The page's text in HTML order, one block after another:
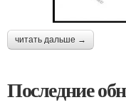
читать дальше →
Последние